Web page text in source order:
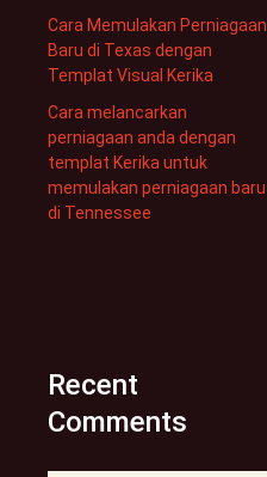
Cara Memulakan Perniagaan
Baru di Texas dengan
Templat Visual Kerika
Cara melancarkan
perniagaan anda dengan
templat Kerika untuk
memulakan perniagaan baru
di Tennessee
Recent
Comments